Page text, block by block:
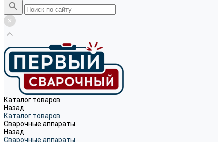
Каталог товаров
Назад
Каталог товаров
Сварочные аппараты
Назад
Сварочные аппараты